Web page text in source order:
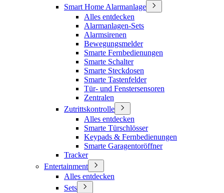
Smart Home Alarmanlage
Alles entdecken
Alarmanlagen-Sets
Alarmsirenen
Bewegungsmelder
Smarte Fernbedienungen
Smarte Schalter
Smarte Steckdosen
Smarte Tastenfelder
Tür- und Fenstersensoren
Zentralen
Zutrittskontrolle
Alles entdecken
Smarte Türschlösser
Keypads & Fernbedienungen
Smarte Garagentoröffner
Tracker
Entertainment
Alles entdecken
Sets